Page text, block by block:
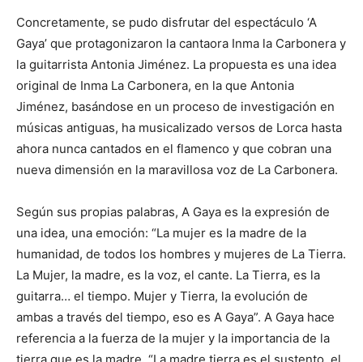
Concretamente, se pudo disfrutar del espectáculo ‘A
Gaya’ que protagonizaron la cantaora Inma la Carbonera y
la guitarrista Antonia Jiménez. La propuesta es una idea
original de Inma La Carbonera, en la que Antonia
Jiménez, basándose en un proceso de investigación en
músicas antiguas, ha musicalizado versos de Lorca hasta
ahora nunca cantados en el flamenco y que cobran una
nueva dimensión en la maravillosa voz de La Carbonera.
Según sus propias palabras, A Gaya es la expresión de
una idea, una emoción: “La mujer es la madre de la
humanidad, de todos los hombres y mujeres de La Tierra.
La Mujer, la madre, es la voz, el cante. La Tierra, es la
guitarra… el tiempo. Mujer y Tierra, la evolución de
ambas a través del tiempo, eso es A Gaya”. A Gaya hace
referencia a la fuerza de la mujer y la importancia de la